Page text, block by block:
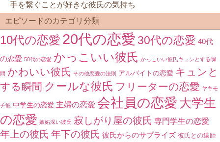
手を繋ぐことが好きな彼氏の気持ち
エピソードのカテゴリ分類
10代の恋愛 20代の恋愛 30代の恋愛 40代
の恋愛 50代の恋愛 かっこいい彼氏 かっこいい彼氏キュンとする瞬
間 かわいい彼氏 その他恋愛の法則 アルバイトの恋愛 キュンと
する瞬間 クールな彼氏 フリーターの恋愛 ヤキモ
チ彼 中学生の恋愛 主婦の恋愛 会社員の恋愛 大学生
の恋愛 嫉妬深い彼氏 寂しがり屋の彼氏 専門学生の恋愛
年上の彼氏 年下の彼氏 彼氏からのサプライズ 彼氏との遠距